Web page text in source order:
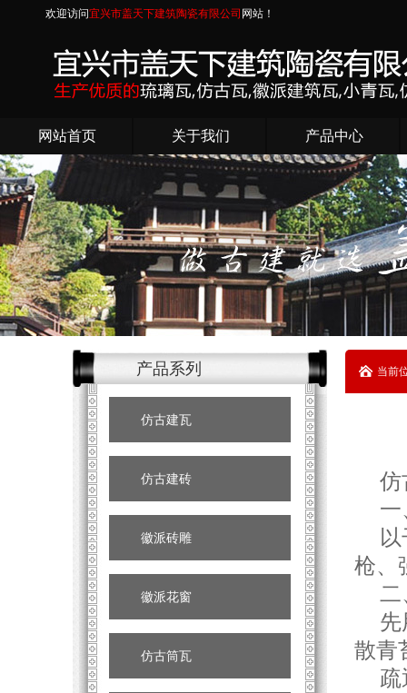
欢迎访问宜兴市盖天下建筑陶瓷有限公司 网站！
网站首页 关于我们 产品中心
产品系列
仿古建瓦
仿古建砖
徽派砖雕
徽派花窗
仿古筒瓦
当前
仿
一
以
枪、
二
先
散青
疏